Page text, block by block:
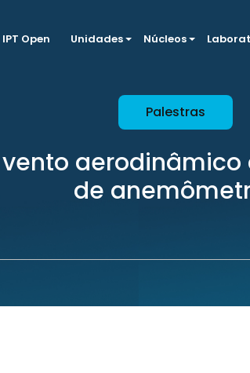
IPT Open Unidades Núcleos
Palestras
aerodinâmico
de